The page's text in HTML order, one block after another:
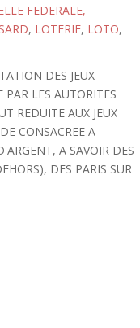
FEDERALE,
, LOTERIE, LOTO,
DES JEUX
LES AUTORITES
REDUITE AUX JEUX
CONSACREE A
A SAVOIR DES
DES PARIS SUR